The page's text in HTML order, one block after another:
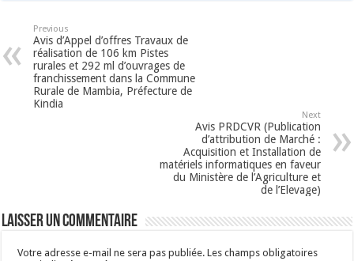
Previous
Avis d’Appel d’offres Travaux de
réalisation de 106 km Pistes
rurales et 292 ml d’ouvrages de
franchissement dans la Commune
Rurale de Mambia, Préfecture de
Kindia
Next
Avis PRDCVR (Publication
d’attribution de Marché :
Acquisition et Installation de
matériels informatiques en faveur
du Ministère de l’Agriculture et
de l’Elevage)
Laisser un commentaire
Votre adresse e-mail ne sera pas publiée. Les champs obligatoires